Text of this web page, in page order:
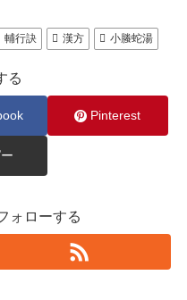
輔行訣 漢方 小螣蛇湯
る
Pinterest
ォローする